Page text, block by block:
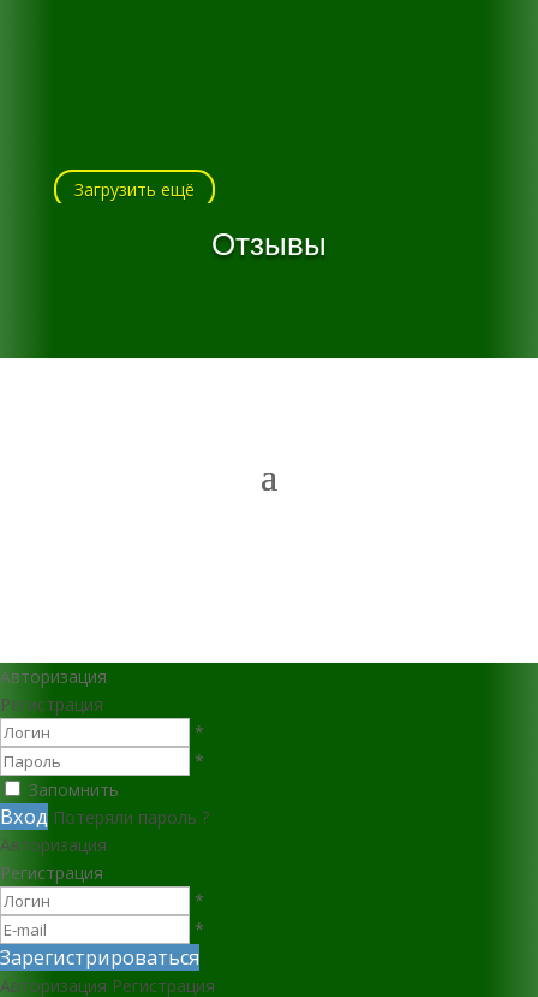
Загрузить ещё
Отзывы
Авторизация
Регистрация
*
*
Запомнить
Вход Потеряли пароль ?
Авторизация
Регистрация
*
*
Зарегистрироваться
Авторизация Регистрация